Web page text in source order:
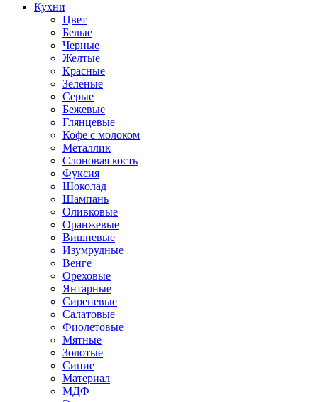
Кухни
Цвет
Белые
Черные
Желтые
Красные
Зеленые
Серые
Бежевые
Глянцевые
Кофе с молоком
Металлик
Слоновая кость
Фуксия
Шоколад
Шампань
Оливковые
Оранжевые
Вишневые
Изумрудные
Венге
Ореховые
Янтарные
Сиреневые
Салатовые
Фиолетовые
Мятные
Золотые
Синие
Материал
МДФ